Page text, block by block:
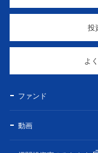
投
よ
ファンド
動画